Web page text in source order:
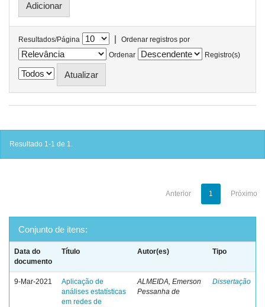
Resultados/Página |
Ordenar registros por
Ordenar
Registro(s)
Resultado 1-1 de 1.
Anterior 1 Próximo
Conjunto de itens:
Data do
documento
Título Autor(es) Tipo
9-Mar-2021
Aplicação de
análises estatísticas
em redes de
ALMEIDA, Emerson
Pessanha de
Dissertação